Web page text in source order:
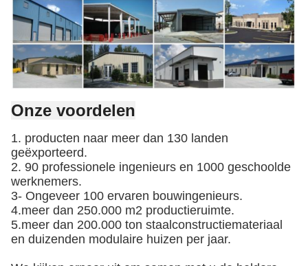
Onze voordelen
1. producten naar meer dan 130 landen
geëxporteerd.
2. 90 professionele ingenieurs en 1000 geschoolde
werknemers.
3- Ongeveer 100 ervaren bouwingenieurs.
4.meer dan 250.000 m2 productieruimte.
5.meer dan 200.000 ton staalconstructiemateriaal
en duizenden modulaire huizen per jaar.